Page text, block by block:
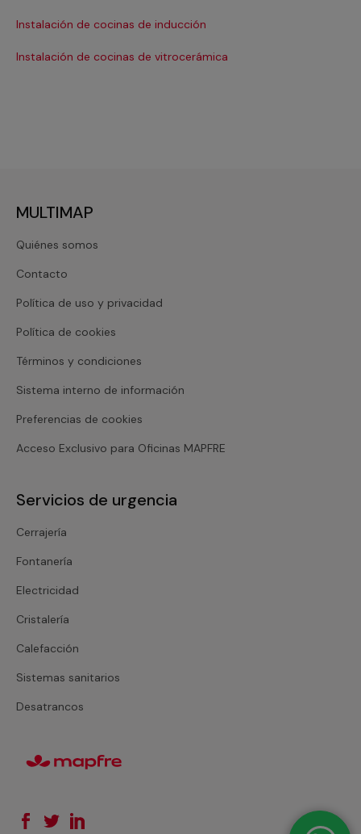
Instalación de cocinas de inducción
Instalación de cocinas de vitrocerámica
MULTIMAP
Quiénes somos
Contacto
Política de uso y privacidad
Política de cookies
Términos y condiciones
Sistema interno de información
Preferencias de cookies
Acceso Exclusivo para Oficinas MAPFRE
Servicios de urgencia
Cerrajería
Fontanería
Electricidad
Cristalería
Calefacción
Sistemas sanitarios
Desatrancos